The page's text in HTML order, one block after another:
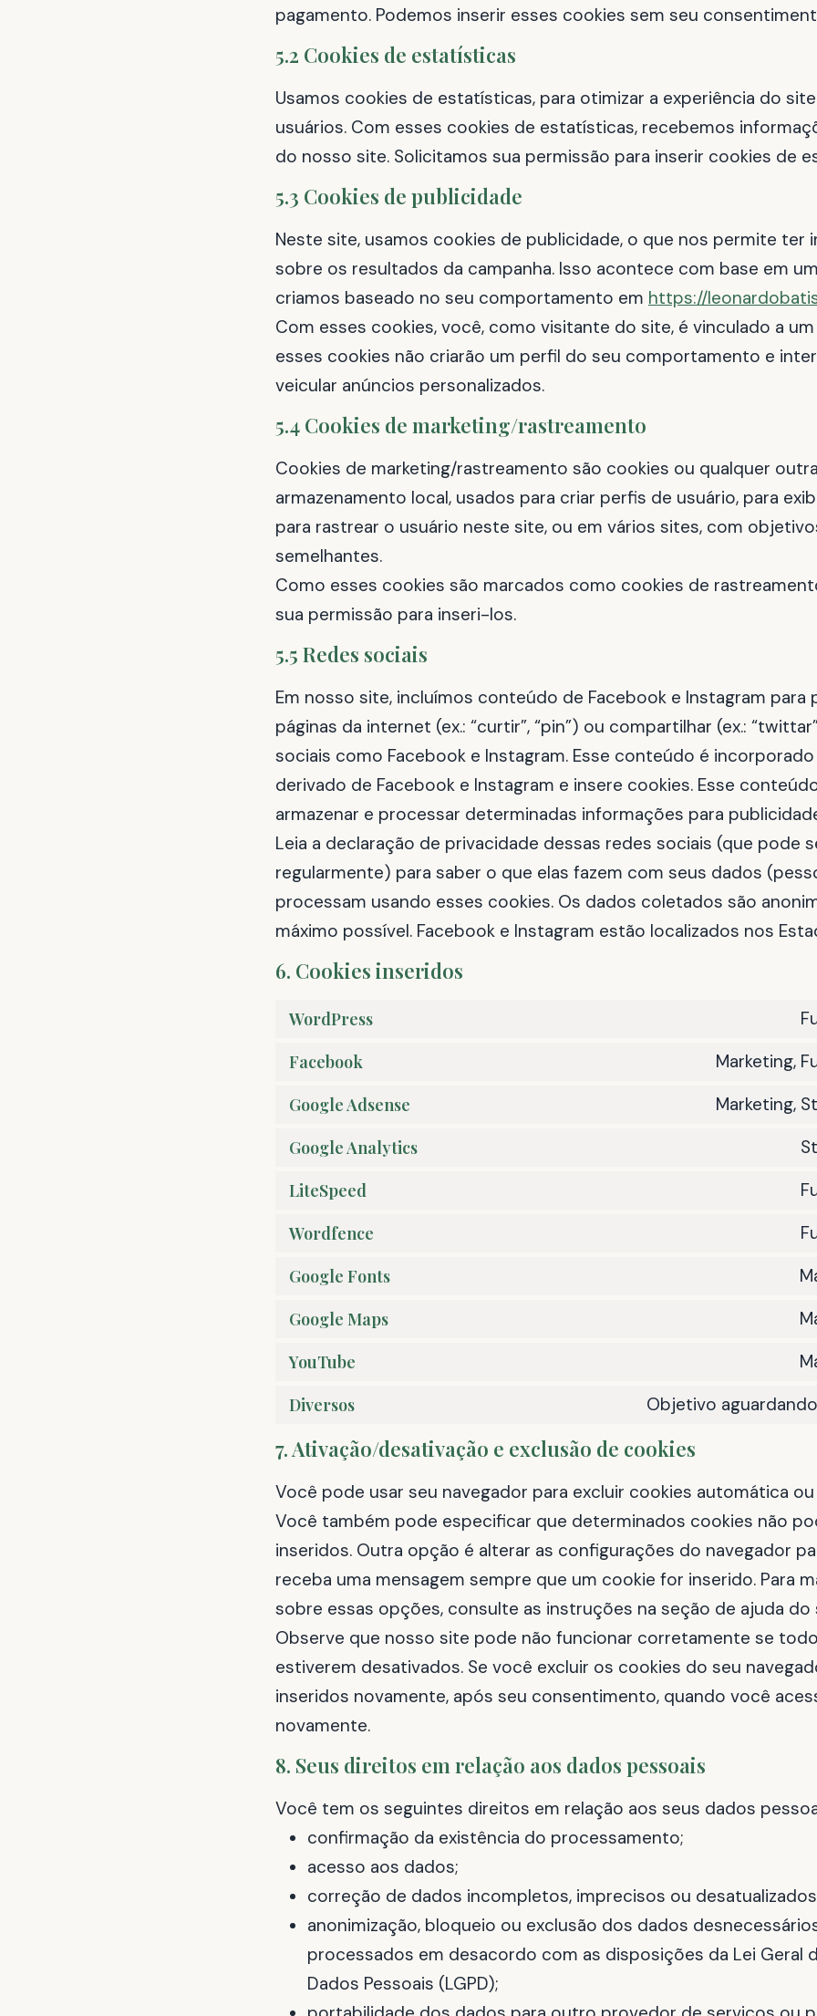
pagamento. Podemos inserir esses cookies sem seu
5.2 Cookies de estatísticas
Usamos cookies de estatísticas, para otimizar a experiência do
usuários. Com esses cookies de estatísticas, recebemos
do nosso site. Solicitamos sua permissão para inserir cookies de
5.3 Cookies de publicidade
Neste site, usamos cookies de publicidade, o que nos permite ter
sobre os resultados da campanha. Isso acontece com base em
criamos baseado no seu comportamento em https://
Com esses cookies, você, como visitante do site, é vinculado a um
esses cookies não criarão um perfil do seu comportamento e
veicular anúncios personalizados.
5.4 Cookies de marketing/rastreamento
Cookies de marketing/rastreamento são cookies ou qualquer
armazenamento local, usados para criar perfis de usuário, para
para rastrear o usuário neste site, ou em vários sites, com
semelhantes.
Como esses cookies são marcados como cookies de
sua permissão para inseri-los.
5.5 Redes sociais
Em nosso site, incluímos conteúdo de Facebook e Instagram para
páginas da internet (ex.: “curtir”, “pin”) ou compartilhar (ex.:
sociais como Facebook e Instagram. Esse conteúdo é
derivado de Facebook e Instagram e insere cookies. Esse
armazenar e processar determinadas informações para
Leia a declaração de privacidade dessas redes sociais (que pode
regularmente) para saber o que elas fazem com seus dados
processam usando esses cookies. Os dados coletados são
máximo possível. Facebook e Instagram estão localizados nos
6. Cookies inseridos
WordPress
Facebook Marketing,
Google Adsense Marketing,
Google Analytics
LiteSpeed
Wordfence
Google Fonts
Google Maps
YouTube
Diversos Objetivo
7. Ativação/desativação e exclusão de cookies
Você pode usar seu navegador para excluir cookies automática
Você também pode especificar que determinados cookies não
inseridos. Outra opção é alterar as configurações do navegador
receba uma mensagem sempre que um cookie for inserido. Para
sobre essas opções, consulte as instruções na seção de ajuda do
Observe que nosso site pode não funcionar corretamente se
estiverem desativados. Se você excluir os cookies do seu
inseridos novamente, após seu consentimento, quando você
novamente.
8. Seus direitos em relação aos dados pessoais
Você tem os seguintes direitos em relação aos seus dados
confirmação da existência do processamento;
acesso aos dados;
correção de dados incompletos, imprecisos ou
anonimização, bloqueio ou exclusão dos dados
processados em desacordo com as disposições da Lei Geral
Dados Pessoais (LGPD);